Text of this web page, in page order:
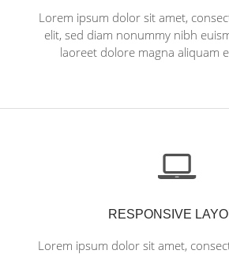
Lorem ipsum dolor sit amet,
elit, sed diam nonummy nibh
laoreet dolore magna aliquam
RESPONSIVE
Lorem ipsum dolor sit amet,